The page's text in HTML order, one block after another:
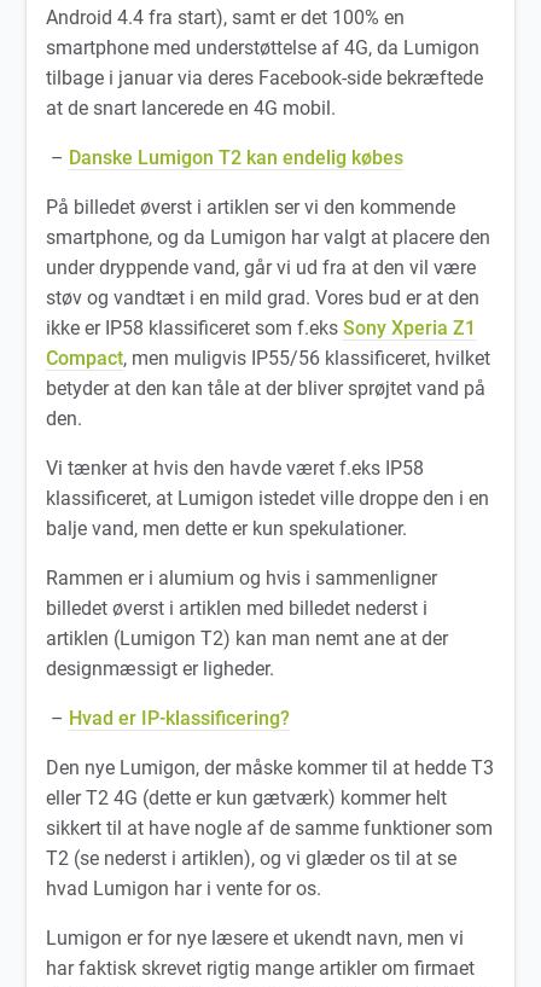
Android 4.4 fra start), samt er det 100% en
smartphone med understøttelse af 4G, da Lumigon
tilbage i januar via deres Facebook-side bekræftede
at de snart lancerede en 4G mobil.
– Danske Lumigon T2 kan endelig købes
På billedet øverst i artiklen ser vi den kommende
smartphone, og da Lumigon har valgt at placere den
under dryppende vand, går vi ud fra at den vil være
støv og vandtæt i en mild grad. Vores bud er at den
ikke er IP58 klassificeret som f.eksSony Xperia Z1
Compact, men muligvis IP55/56 klassificeret, hvilket
betyder at den kan tåle at der bliver sprøjtet vand på
den.
Vi tænker at hvis den havde været f.eks IP58
klassificeret, at Lumigon istedet ville droppe den i en
balje vand, men dette er kun spekulationer.
Rammen er i alumium og hvis i sammenligner
billedet øverst i artiklen med billedet nederst i
artiklen (Lumigon T2) kan man nemt ane at der
designmæssigt er ligheder.
– Hvad er IP-klassificering?
Den nye Lumigon, der måske kommer til at hedde T3
eller T2 4G (dette er kun gætværk) kommer helt
sikkert til at have nogle af de samme funktioner som
T2 (se nederst i artiklen), og vi glæder os til at se
hvad Lumigon har i vente for os.
Lumigon er for nye læsere et ukendt navn, men vi
har faktisk skrevet rigtig mange artikler om firmaet